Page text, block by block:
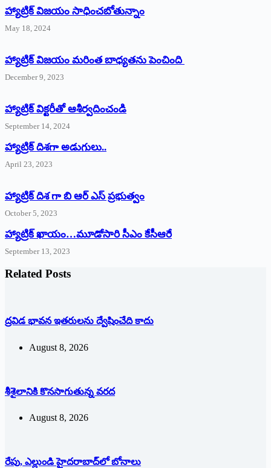
హ్యాట్రిక్‌ విజయం సాధించబోతున్నాం
May 18, 2024
హ్యాట్రిక్ విజయం మరింత బాధ్యతను పెంచింది
December 9, 2023
హ్యాట్రిక్‌ ‌విక్టరీతో ఆశీర్వదించండి
September 14, 2024
‌హ్యాట్రిక్‌ ‌దిశగా అడుగులు..
April 23, 2023
హ్యాట్రిక్ దిశ గా బి ఆర్ ఎస్ ప్రభుత్వం
October 5, 2023
హ్యాట్రిక్‌ ‌ఖాయం…మూడోసారి సీఎం కేసీఆరే
September 13, 2023
Related Posts
ద్రవిడ భావన ఇతరులను ద్వేషించేది కాదు
August 8, 2026
శీశైలానికి కొనసాగుతున్న వరద
August 8, 2026
రేపు, ఎల్లుండి హైదరాబాద్‌లో ‌బోనాలు